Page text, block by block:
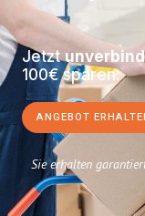
Jetzt
100€ sparen:
ANGEBOT
Sie erhalten